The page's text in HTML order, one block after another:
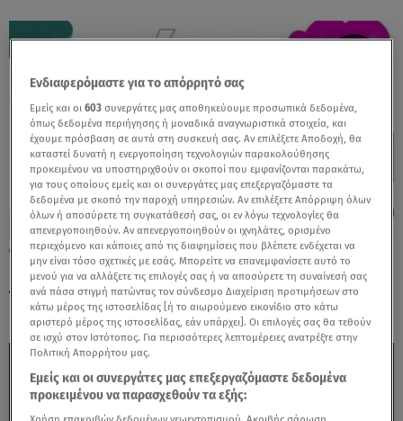
23.05.24, 13:53
Καινούργιου για Σκορδά: «Εγώ δεν παίρνω
τηλέφωνα να πω... αυτή δεν κάνει»
Ενδιαφερόμαστε για το απόρρητό σας
Εμείς και οι603 συνεργάτες μας αποθηκεύουμε προσωπικά δεδομένα,
όπως δεδομένα περιήγησης ή μοναδικά αναγνωριστικά στοιχεία, και
έχουμε πρόσβαση σε αυτά στη συσκευή σας. Αν επιλέξετε Αποδοχή, θα
καταστεί δυνατή η ενεργοποίηση τεχνολογιών παρακολούθησης
προκειμένου να υποστηριχθούν οι σκοποί που εμφανίζονται παρακάτω,
για τους οποίους εμείς και οι συνεργάτες μας επεξεργαζόμαστε τα
δεδομένα με σκοπό την παροχή υπηρεσιών. Αν επιλέξετε Απόρριψη όλων
όλων ή αποσύρετε τη συγκατάθεσή σας, οι εν λόγω τεχνολογίες θα
απενεργοποιηθούν. Αν απενεργοποιηθούν οι ιχνηλάτες, ορισμένο
περιεχόμενο και κάποιες από τις διαφημίσεις που βλέπετε ενδέχεται να
μην είναι τόσο σχετικές με εσάς. Μπορείτε να επανεμφανίσετε αυτό το
μενού για να αλλάξετε τις επιλογές σας ή να αποσύρετε τη συναίνεσή σας
ανά πάσα στιγμή πατώντας τον σύνδεσμο Διαχείριση προτιμήσεων στο
κάτω μέρος της ιστοσελίδας [ή το αιωρούμενο εικονίδιο στο κάτω
αριστερό μέρος της ιστοσελίδας, εάν υπάρχει]. Οι επιλογές σας θα τεθούν
σε ισχύ στον Ιστότοπος. Για περισσότερες λεπτομέρειες ανατρέξτε στην
Πολιτική Απορρήτου μας.
Εμείς και οι συνεργάτες μας επεξεργαζόμαστε δεδομένα
προκειμένου να παρασχεθούν τα εξής: